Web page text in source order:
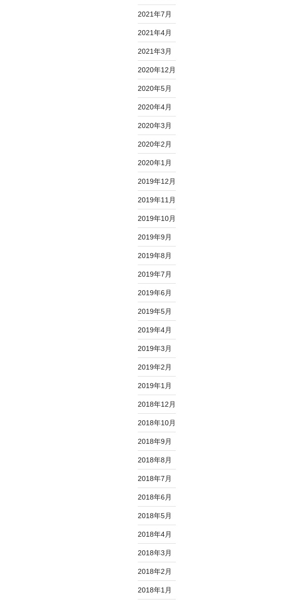
2021年7月
2021年4月
2021年3月
2020年12月
2020年5月
2020年4月
2020年3月
2020年2月
2020年1月
2019年12月
2019年11月
2019年10月
2019年9月
2019年8月
2019年7月
2019年6月
2019年5月
2019年4月
2019年3月
2019年2月
2019年1月
2018年12月
2018年10月
2018年9月
2018年8月
2018年7月
2018年6月
2018年5月
2018年4月
2018年3月
2018年2月
2018年1月